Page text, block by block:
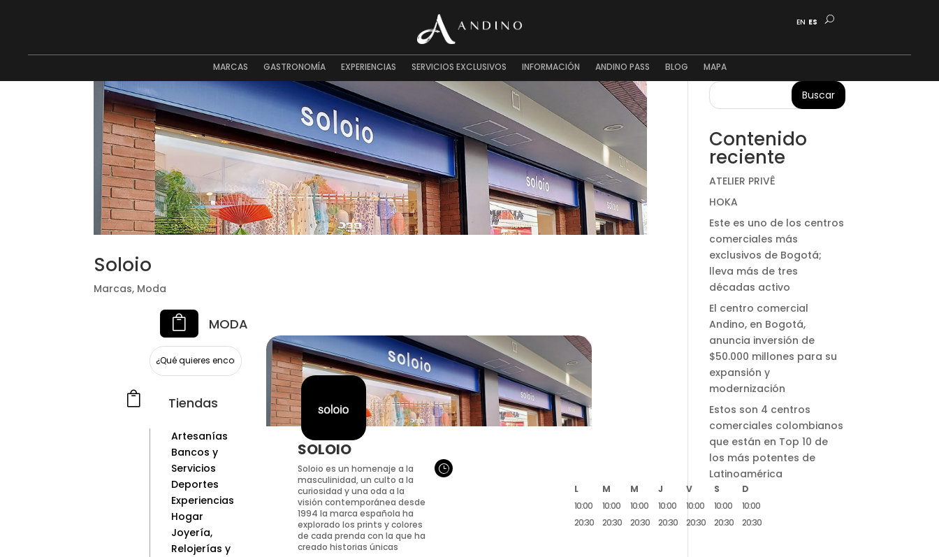
EN ES
MARCAS GASTRONOMÍA EXPERIENCIAS SERVICIOS EXCLUSIVOS INFORMACIÓN ANDINO PASS BLOG MAPA
Soloio
Marcas, Moda
 Tiendas
Artesanías
Bancos y
Servicios
Deportes
Experiencias
Hogar
Joyería,
Relojerías y
 MODA
SOLOIO
Soloio es un homenaje a la
masculinidad, un culto a la
curiosidad y una oda a la
visión contemporánea desde
1994 la marca española ha
explorado los prints y colores
de cada prenda con la que ha
creado historias únicas
L M M J V S
D
10:00
20:30
10:00
20:30
10:00
20:30
10:00
20:30
10:00
20:30
10:00
20:30
10:00
20:30
}
Buscar
Contenido
reciente
ATELIER PRIVÊ
HOKA
Este es uno de los centros
comerciales más
exclusivos de Bogotá;
lleva más de tres
décadas activo
El centro comercial
Andino, en Bogotá,
anuncia inversión de
$50.000 millones para su
expansión y
modernización
Estos son 4 centros
comerciales colombianos
que están en Top 10 de
los más potentes de
Latinoamérica